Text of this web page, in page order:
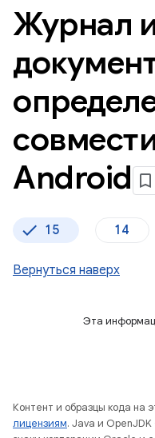
Журнал
Android
15 14
Вернуться наверх
Эта
Контент и образцы кода на
лицензиям. Java и